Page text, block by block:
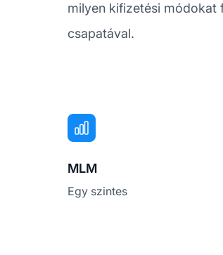
milyen kifizetési módokat
csapatával.
MLM
Egy szintes